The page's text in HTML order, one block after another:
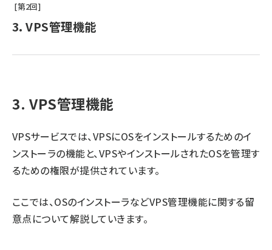
iot女子会 (2290)
北海道をのんびり旅する晴山佳須夫のヒント集！ (2047)
genai (1492)
ai crunch (1363)
第2回
3. VPS管理機能
3. VPS管理機能
VPSサービスでは、VPSにOSをインストールするためのイ
ンストーラの機能と、VPSやインストールされたOSを管理す
るための権限が提供されています。
ここでは、OSのインストーラなどVPS管理機能に関する留
意点について解説していきます。